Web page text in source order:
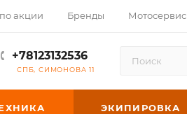
акции Бренды Мотосервис
+78123132536
СПБ, СИМОНОВА 11
ЭКИПИРОВКА